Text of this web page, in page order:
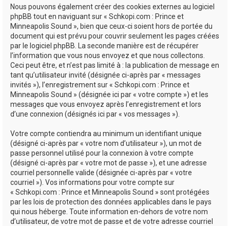
Nous pouvons également créer des cookies externes au logiciel
phpBB tout en naviguant sur « Schkopi.com : Prince et
Minneapolis Sound », bien que ceux-ci soient hors de portée du
document qui est prévu pour couvrir seulement les pages créées
par le logiciel phpBB. La seconde manière est de récupérer
l’information que vous nous envoyez et que nous collectons.
Ceci peut être, et n’est pas limité à : la publication de message en
tant qu’utilisateur invité (désignée ci-après par « messages
invités »), l’enregistrement sur « Schkopi.com : Prince et
Minneapolis Sound » (désignée ici par « votre compte ») et les
messages que vous envoyez après l’enregistrement et lors
d’une connexion (désignés ici par « vos messages »).
Votre compte contiendra au minimum un identifiant unique
(désigné ci-après par « votre nom d’utilisateur »), un mot de
passe personnel utilisé pour la connexion à votre compte
(désigné ci-après par « votre mot de passe »), et une adresse
courriel personnelle valide (désignée ci-après par « votre
courriel »). Vos informations pour votre compte sur
« Schkopi.com : Prince et Minneapolis Sound » sont protégées
par les lois de protection des données applicables dans le pays
qui nous héberge. Toute information en-dehors de votre nom
d’utilisateur, de votre mot de passe et de votre adresse courriel